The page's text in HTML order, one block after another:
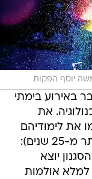
יוסף הפקות
באירוע בימתי
את
את לימודיהם
בקולג' ב-1991 בניו-יורק (כן, קצת יותר מ-25 שנים):
יוצא
למלא אולמות